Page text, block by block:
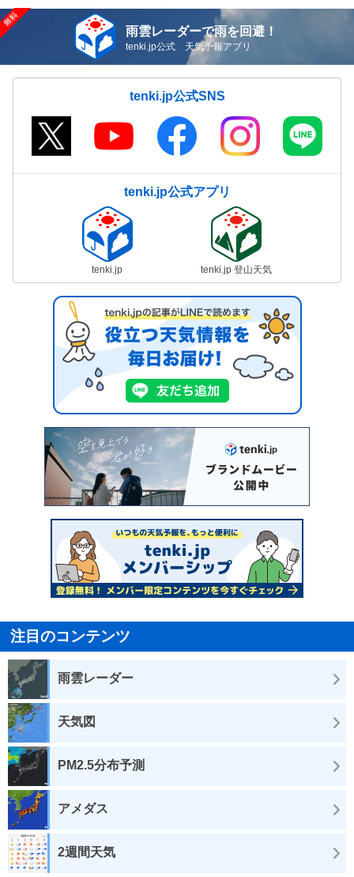
雨雲レーダーで雨を回避！
tenki.jp公式 天気予報アプリ
tenki.jp公式SNS
tenki.jp公式アプリ
tenki.jp tenki.jp 登山天気
注目のコンテンツ
雨雲レーダー
天気図
PM2.5分布予測
アメダス
2週間天気